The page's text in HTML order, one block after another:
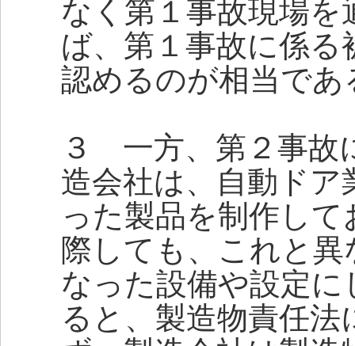
なく第１事故現場
ば、第１事故に係
認めるのが相当であ
３ 一方、第２事故
造会社は、自動ド
った製品を制作し
際しても、これと
なった設備や設定
ると、製造物責任